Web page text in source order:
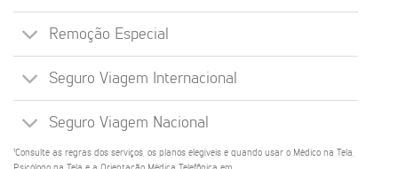
Remoção Especial
Seguro Viagem Internacional
Seguro Viagem Nacional
¹Consulte as regras dos serviços, os planos elegíveis e quando usar o Médico na Tela,